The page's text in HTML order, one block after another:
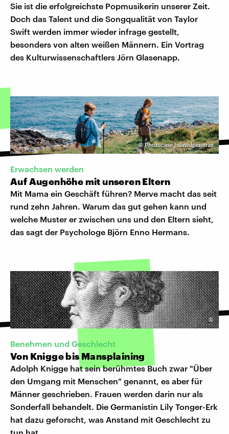
Sie ist die erfolgreichste Popmusikerin unserer Zeit.
Doch das Talent und die Songqualität von Taylor
Swift werden immer wieder infrage gestellt,
besonders von alten weißen Männern. Ein Vortrag
des Kulturwissenschaftlers Jörn Glasenapp.
©Photocase | davidpereiras
Erwachsen werden
Auf Augenhöhe mit unseren Eltern
Mit Mama ein Geschäft führen? Merve macht das seit
rund zehn Jahren. Warum das gut gehen kann und
welche Muster er zwischen uns und den Eltern sieht,
das sagt der Psychologe Björn Enno Hermans.
©
Benehmen und Geschlecht
Von Knigge bis Mansplaining
Adolph Knigge hat sein berühmtes Buch zwar "Über
den Umgang mit Menschen" genannt, es aber für
Männer geschrieben. Frauen werden darin nur als
Sonderfall behandelt. Die Germanistin Lily Tonger-Erk
hat dazu geforscht, was Anstand mit Geschlecht zu